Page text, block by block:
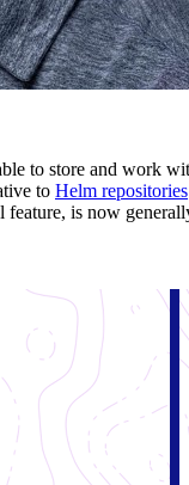
to store and work
to Helm repositories
feature, is now